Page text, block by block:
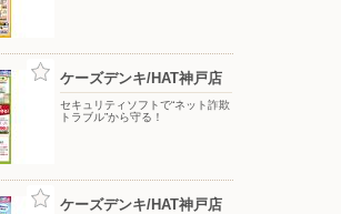
〒651-0088 兵庫県神戸市中央区小野柄通二丁目1番27号
ケーズデンキ/HAT神戸店
セキュリティソフトで“ネット詐欺
トラブル”から守る！
ケーズデンキ/HAT神戸店